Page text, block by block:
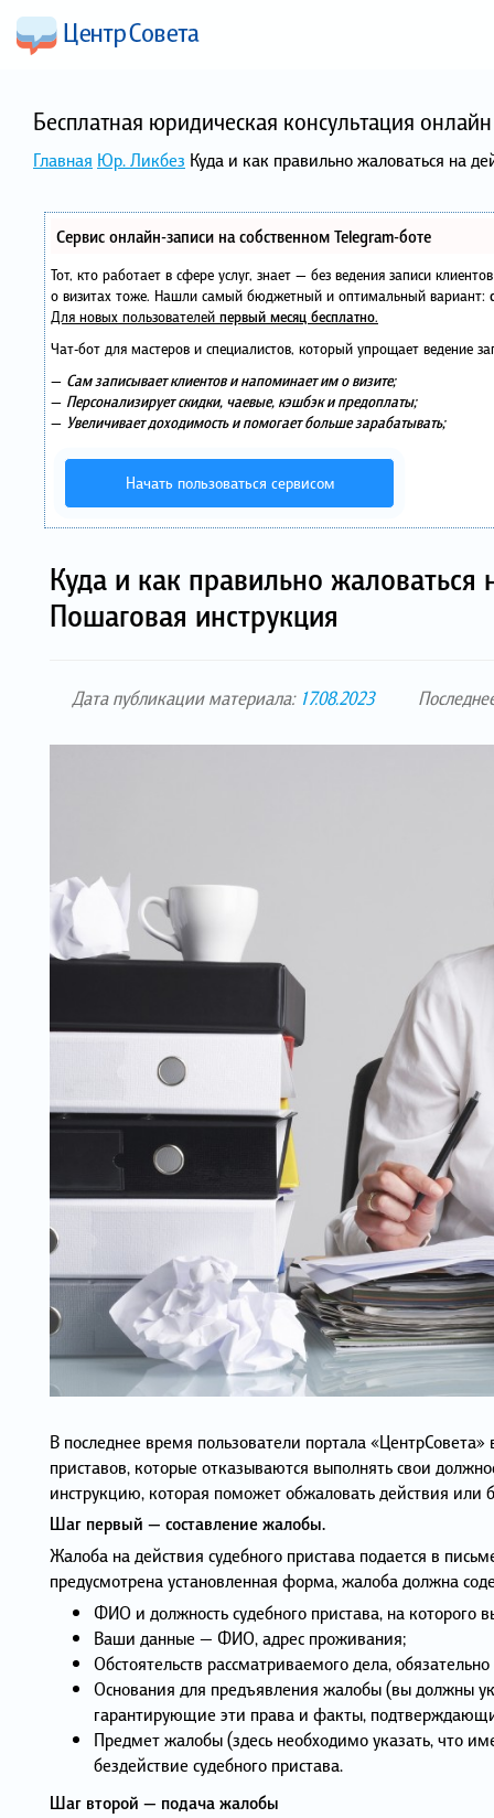
Бесплатная юридическая консультация
Главная Юр. Ликбез Куда и как правильно жаловаться на
Сервис онлайн-записи на собственном Telegram-боте
Тот, кто работает в сфере услуг, знает — без ведения записи
о визитах тоже. Нашли самый бюджетный и оптимальный вариант:
Для новых пользователей первый месяц бесплатно.
Чат-бот для мастеров и специалистов, который упрощает ведение
— Сам записывает клиентов и напоминает им о визите;
— Персонализирует скидки, чаевые, кэшбэк и предоплаты;
— Увеличивает доходимость и помогает больше зарабатывать;
Начать пользоваться сервисом
Куда и как правильно жаловаться
Пошаговая инструкция
Дата публикации материала: 17.08.2023
В последнее время пользователи портала
приставов, которые отказываются выполнять свои
инструкцию, которая поможет обжаловать действия или
Шаг первый — составление жалобы.
Жалоба на действия судебного пристава подается в
предусмотрена установленная форма, жалоба должна
ФИО и должность судебного пристава, на которого
Ваши данные — ФИО, адрес проживания;
Обстоятельств рассматриваемого дела,
Основания для предъявления жалобы (вы должны
гарантирующие эти права и факты,
Предмет жалобы (здесь необходимо указать, что
бездействие судебного пристава.
Шаг второй — подача жалобы